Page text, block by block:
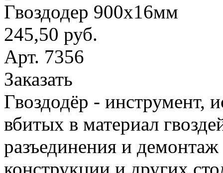
Гвоздодер 900х16мм
245,50 руб.
Арт. 7356
Заказать
Гвоздодёр - инструмент,
вбитых в материал
разъединения и
конструкции и других